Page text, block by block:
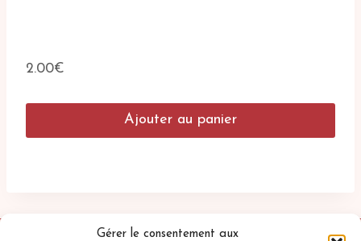
Gérer le consentement aux
2.00€
Ajouter au panier